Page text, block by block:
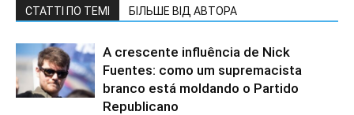
СТАТТІ ПО ТЕМІ БІЛЬШЕ ВІД АВТОРА
A crescente influência de Nick
Fuentes: como um supremacista
branco está moldando o Partido
Republicano